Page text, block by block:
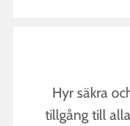
Hyr säkra
tillgång till